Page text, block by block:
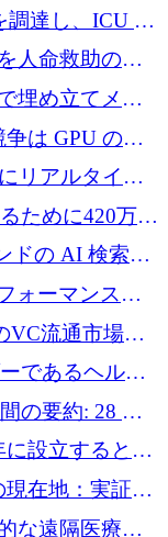
調達し、ICU の
めの MDR 認
人命救助の救
2,000 ユーロ
埋め立てメタ
は GPU の所
由
リアルタイム
ために 400 万
ために420万ポ
ドの AI 検索最
るために 600
ォーマンスプ
これまでに720
VC流通市場の
万ユーロの
であるヘルシ
億ドルのシリ
の要約: 28 億
ロジー資金調
に設立すると米
現在地：実証と
な遠隔医療プ